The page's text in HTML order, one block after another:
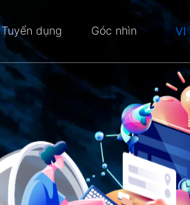
Tuyển dụng Góc nhìn VI